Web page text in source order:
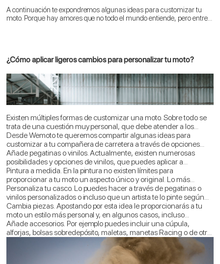
algunas partes conseguirás que los dos estéis en plena sintonía para
hacer kilómetros y kilómetros por las carreteras.
A continuación te expondremos algunas ideas para customizar tu
moto. Porque hay amores que no todo el mundo entiende, pero entre
¿Cómo aplicar ligeros cambios para personalizar tu moto?
Existen múltiples formas de customizar una moto. Sobre todo se
trata de una cuestión muy personal, que debe atender a los
gustos y necesidades de cada motero. Además, según el estilo o
tipo de moto también hay diferentes opciones. Por ello, si estás
pensando cómo personalizar tu moto, lo primero que debes tener
claro es cuál es tu estilo.
Desde Wemoto te queremos compartir algunas ideas para
customizar a tu compañera de carretera a través de opciones
sencillas. Es decir, hablaremos de aspectos que se puedan
modificar sin necesidad de adentrarte en procesos de
homologación.
Añade pegatinas o vinilos. Actualmente, existen numerosas
posibilidades y opciones de vinilos, que puedes aplicar a
cualquier parte de tu moto.
Pintura a medida. En la pintura no existen límites para
proporcionar a tu moto un aspecto único y original. Lo más
adecuado es acudir a un taller especializado, que te ayude a
encontrar el diseño que buscas y tendrá un resultado de calidad.
Personaliza tu casco. Lo puedes hacer a través de pegatinas o
vinilos personalizados o incluso que un artista te lo pinte según
tus ideas y estilos.
Cambia piezas. Apostando por esta idea le proporcionarás a tu
moto un estilo más personal y, en algunos casos, incluso
mejorarás su rendimiento. Serán los acabados, dimensiones y
diseños de estos elementos los que ofrezcan a tu moto un
nuevo look. Así, por ejemplo, puedes modificar los retrovisores, los
faros, los intermitentes, los pedales, las estriberas, o cambiar o
customizar la funda del sillín, entre otras cosas.
Añade accesorios. Por ejemplo puedes incluir una cúpula,
alforjas, bolsas sobredepósito, maletas, manetas Racing o de otro
color, contrapesos de manillar…